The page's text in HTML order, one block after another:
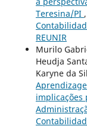
Teresina/PI ,
REUNIR
Murilo
Heudja
Karyne da
implicações